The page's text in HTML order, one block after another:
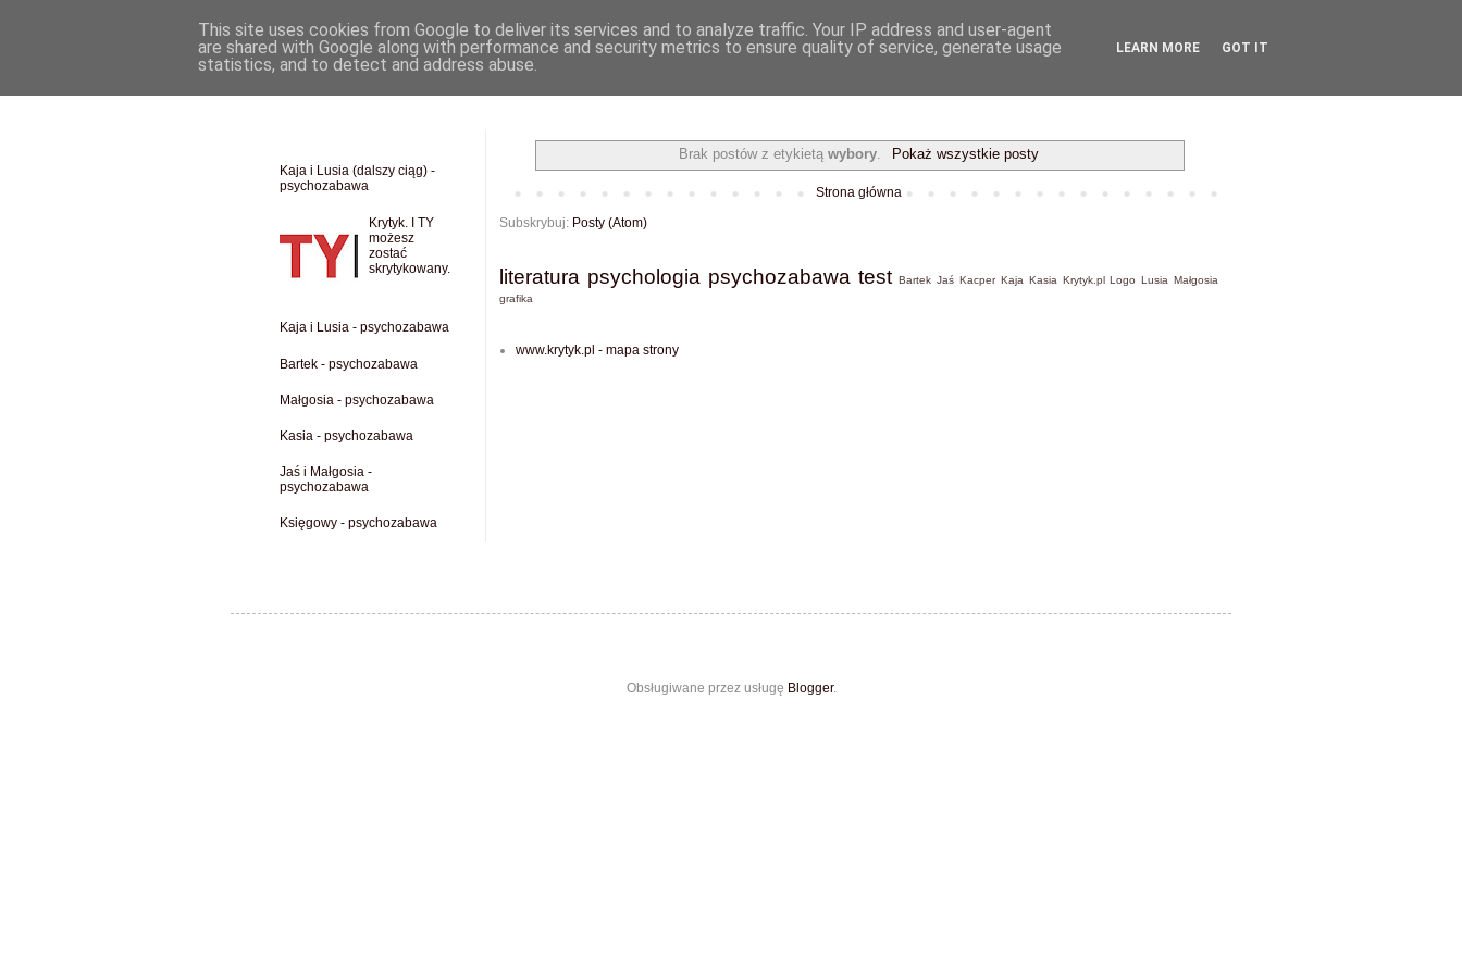
Brak postów z etykietąwybory Pokaż wszystkie posty
Strona główna
Subskrybuj: Posty (Atom)
literatura psychologia psychozabawa test Bartek Jaś Kacper Kaja Kasia Krytyk.pl Logo Lusia Małgosia
grafika
www.krytyk.pl - mapa strony
Kaja i Lusia (dalszy ciąg) -
psychozabawa
Krytyk. I TY
możesz
zostać
skrytykowany.
Kaja i Lusia - psychozabawa
Bartek - psychozabawa
Małgosia - psychozabawa
Kasia - psychozabawa
Jaś i Małgosia -
psychozabawa
Księgowy - psychozabawa
Obsługiwane przez usługę Blogger.
This site uses cookies from Google to deliver its services and to analyze traffic. Your IP address and user-agent
are shared with Google along with performance and security metrics to ensure quality of service, generate usage
statistics, and to detect and address abuse.
LEARN MORE GOT IT